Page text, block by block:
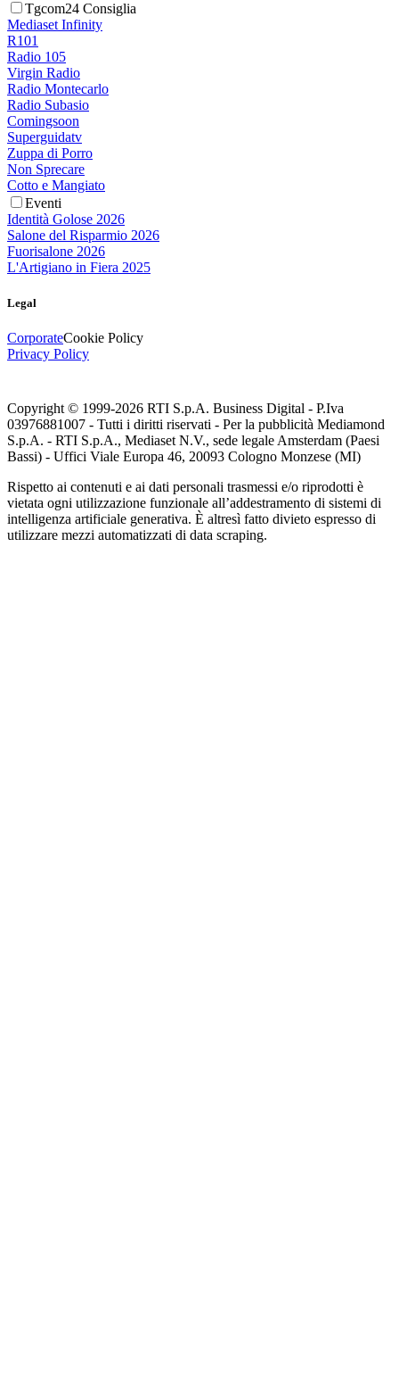
Tgcom24 Consiglia
Mediaset Infinity
R101
Radio 105
Virgin Radio
Radio Montecarlo
Radio Subasio
Comingsoon
Superguidatv
Zuppa di Porro
Non Sprecare
Cotto e Mangiato
Eventi
Identità Golose 2026
Salone del Risparmio 2026
Fuorisalone 2026
L'Artigiano in Fiera 2025
Legal
CorporateCookie Policy
Privacy Policy
Copyright © 1999-2026 RTI S.p.A. Business Digital - P.Iva
03976881007 - Tutti i diritti riservati - Per la pubblicità Mediamond
S.p.A. - RTI S.p.A., Mediaset N.V., sede legale Amsterdam (Paesi
Bassi) - Uffici Viale Europa 46, 20093 Cologno Monzese (MI)
Rispetto ai contenuti e ai dati personali trasmessi e/o riprodotti è
vietata ogni utilizzazione funzionale all’addestramento di sistemi di
intelligenza artificiale generativa. È altresì fatto divieto espresso di
utilizzare mezzi automatizzati di data scraping.